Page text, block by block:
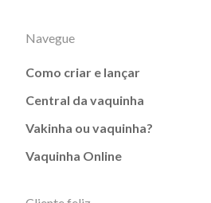
Navegue
Como criar e lançar
Central da vaquinha
Vakinha ou vaquinha?
Vaquinha Online